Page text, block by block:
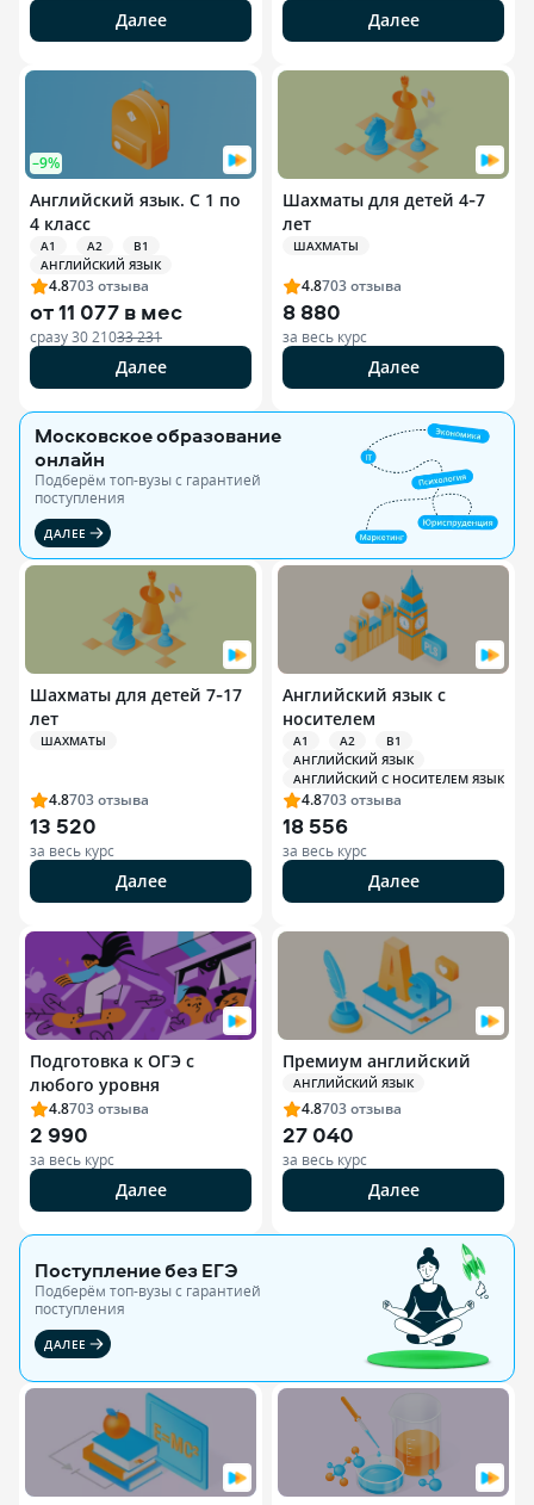
Далее Далее
–9%
Английский язык. С 1 по
4 класс
A1 A2
B1
АНГЛИЙСКИЙ ЯЗЫК
4.8703отзыва
от11 077 в мес
сразу30 21033 231
Далее
Шахматы для детей 4‑7
лет
ШАХМАТЫ
4.8703отзыва
8 880
за весь курс
Далее
Московское образование
онлайн
Подберём топ-вузы c гарантией
поступления
ДАЛЕЕ
Шахматы для детей 7‑17
лет
ШАХМАТЫ
4.8703отзыва
13 520
за весь курс
Далее
Английский язык с
носителем
A1 A2
B1
АНГЛИЙСКИЙ ЯЗЫК
АНГЛИЙСКИЙ С НОСИТЕЛЕМ ЯЗЫКА
4.8703отзыва
18 556
за весь курс
Далее
Подготовка к ОГЭ с
любого уровня
4.8703отзыва
2 990
за весь курс
Далее
Премиум английский
АНГЛИЙСКИЙ ЯЗЫК
4.8703отзыва
27 040
за весь курс
Далее
Поступление без ЕГЭ
Подберём топ-вузы c гарантией
поступления
ДАЛЕЕ